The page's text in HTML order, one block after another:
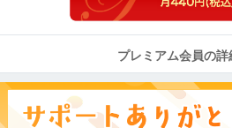
プレミアム会員の詳